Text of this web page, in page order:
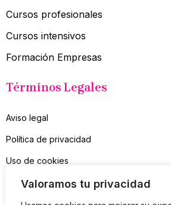
Valoramos tu privacidad
Cursos profesionales
Cursos intensivos
Formación Empresas
Términos Legales
Aviso legal
Política de privacidad
Uso de cookies
Contacto